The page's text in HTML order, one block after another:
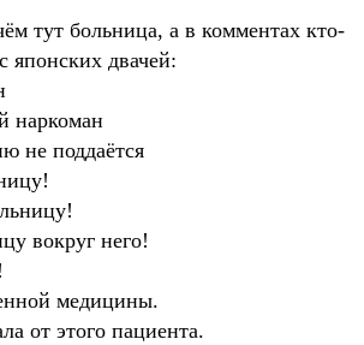
тут больница, а в комментах кто-
японских двачей:
наркоман
не поддаётся
вокруг него!
медицины.
от этого пациента.